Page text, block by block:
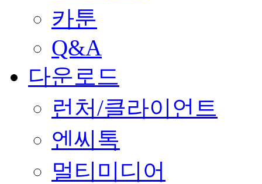
카툰
Q&A
다운로드
런처/클라이언트
엔씨톡
멀티미디어